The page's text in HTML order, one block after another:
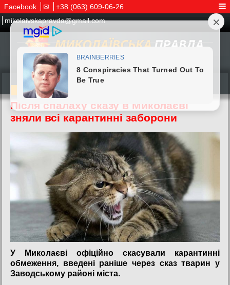
Facebook ✉
+38 (063) 609-06-26
mikolaivskapravda@gmail.com
07.06.2026
Після спалаху сказу в Миколаєві
зняли всі карантинні заборони
У Миколаєві офіційно скасували карантинні
обмеження, введені раніше через сказ тварин у
Заводському районі міста.